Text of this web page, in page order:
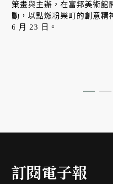
策畫與主辦，在富邦美術館
動，以點燃粉樂町的創意精
6 月 23 日。
訂閱電子報